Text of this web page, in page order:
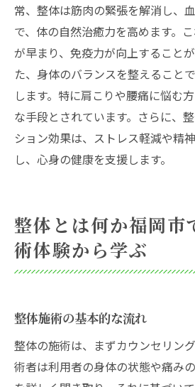
常、整体は筋肉の緊張を解消し、
で、体の自然治癒力を高めます。
が早まり、免疫力が向上すること
た、身体のバランスを整えること
します。特に肩こりや腰痛に悩む
な手段とされています。さらに、
ション効果は、ストレス軽減や精
し、心身の健康を支援します。
整体とは何か福岡市
術体験から学ぶ
整体施術の基本的な流れ
整体の施術は、まずカウンセリン
術者は利用者の身体の状態や痛み